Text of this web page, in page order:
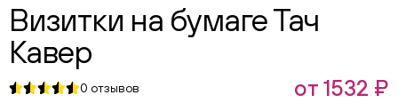
Визитки на бумаге Тач
Кавер
0 отзывов от 1532 ₽